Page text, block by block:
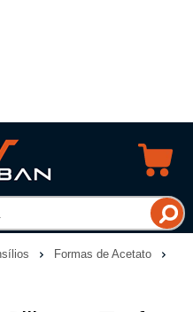
Formas de Acetato